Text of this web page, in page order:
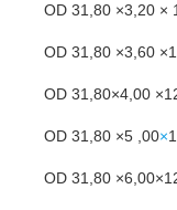
OD 31,80 ×3,20 ×
OD 31,80 ×3,60
OD 31,80×4,00
OD 31,80 ×5 ,00×
OD 31,80